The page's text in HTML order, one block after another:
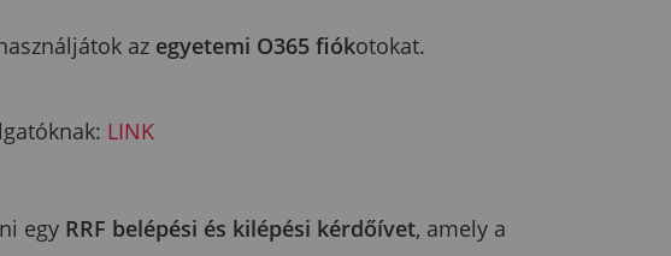
az egyetemi O365 fiókotokat.
LINK
egy RRF belépési és kilépési kérdőívet, amely a